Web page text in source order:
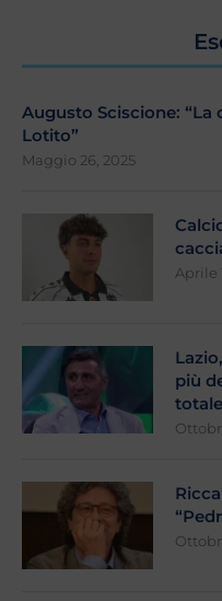
Augusto Sciscione:
Lotito”
Maggio 26, 2025
Aprile
più